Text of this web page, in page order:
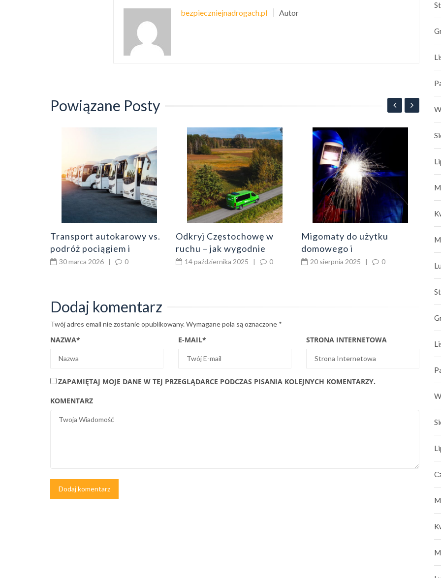
bezpieczniejnadrogach.pl Autor
Powiązane Posty
Transport autokarowy vs.
podróż pociągiem i
samolotem – co należy
30 marca 2026 | 0
Odkryj Częstochowę w
ruchu – jak wygodnie
podróżować po mieście
14 października 2025 | 0
Migomaty do użytku
domowego i
profesjonalnego
20 sierpnia 2025 | 0
8
Dodaj komentarz
Twój adres email nie zostanie opublikowany.Wymagane pola są oznaczone *
NAZWA* E-MAIL* STRONA INTERNETOWA
ZAPAMIĘTAJ MOJE DANE W TEJ PRZEGLĄDARCE PODCZAS PISANIA KOLEJNYCH KOMENTARZY.
KOMENTARZ